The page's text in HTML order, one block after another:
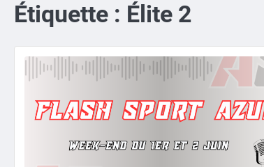
Étiquette : Élite 2